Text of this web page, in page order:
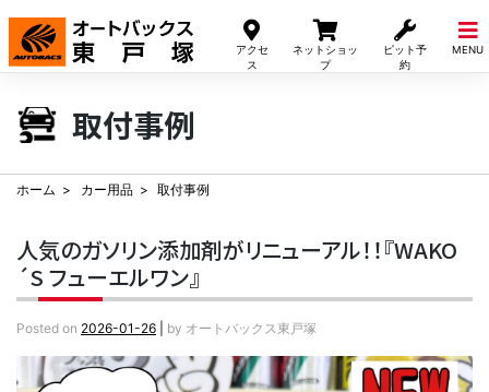
アクセ
ス
ネットショッ
プ
ピット予
約
MENU
Skip
content
取付事例
ホーム カー用品 取付事例
人気のガソリン添加剤がリニューアル！！『WAKO
´S フューエルワン』
Posted on 2026-01-26 by オートバックス東戸塚